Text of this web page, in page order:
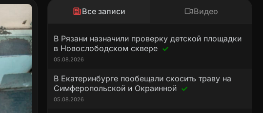
Все записи Видео
В Рязани назначили проверку детской площадки
в Новослободском сквере
05.08.2026
В Екатеринбурге пообещали скосить траву на
Симферопольской и Окраинной
05.08.2026